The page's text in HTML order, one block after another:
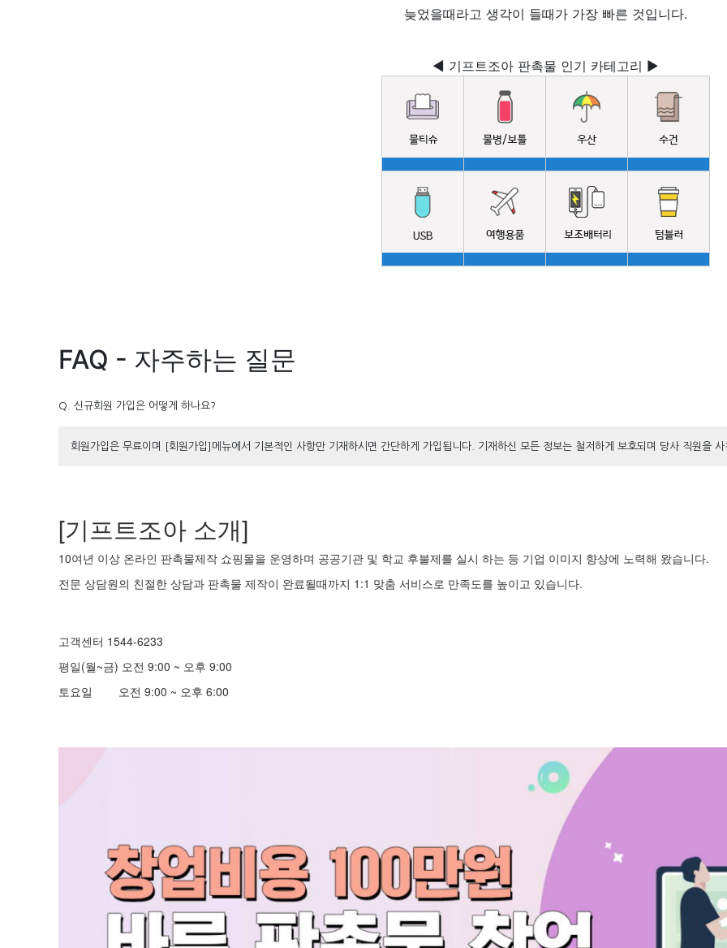
늦었을때라고 생각이 들때가 가장 빠른 것입니다.
◀ 기프트조아 판촉물 인기 카테고리 ▶
FAQ - 자주하는 질문
Q. 신규회원 가입은 어떻게 하나요?
회원가입은 무료이며 [회원가입]메뉴에서 기본적인 사항만 기재하시면 간단하게 가입됩니다. 기재하신 모든 정보는 철저하게 보호되며 당사 직원을
[기프트조아 소개]
10여년 이상 온라인 판촉물제작 쇼핑몰을 운영하며 공공기관 및 학교 후불제를 실시 하는 등 기업 이미지 향상에 노력해 왔습니다.
전문 상담원의 친절한 상담과 판촉물 제작이 완료될때까지 1:1 맞춤 서비스로 만족도를 높이고 있습니다.
고객센터 1544-6233
평일(월~금) 오전 9:00 ~ 오후 9:00
토요일 오전 9:00 ~ 오후 6:00